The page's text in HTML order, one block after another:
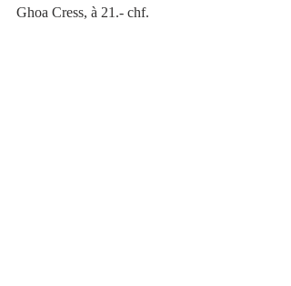
Ghoa Cress, à 21.- chf.